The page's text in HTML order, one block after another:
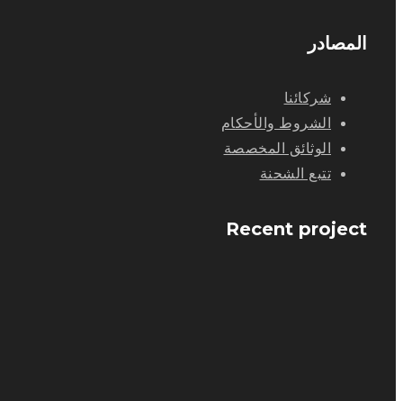
المصادر
شركائنا
الشروط والأحكام
الوثائق المخصصة
تتبع الشحنة
Recent project